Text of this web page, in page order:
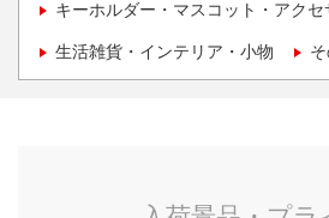
キーホルダー・マスコット・アクセ
生活雑貨・インテリア・小物